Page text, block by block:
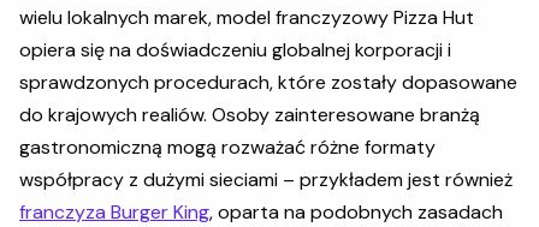
wielu lokalnych marek, model franczyzowy Pizza Hut
opiera się na doświadczeniu globalnej korporacji i
sprawdzonych procedurach, które zostały dopasowane
do krajowych realiów. Osoby zainteresowane branżą
gastronomiczną mogą rozważać różne formaty
współpracy z dużymi sieciami – przykładem jest również
franczyza Burger King, oparta na podobnych zasadach